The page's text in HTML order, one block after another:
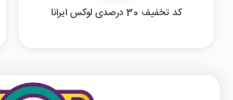
کد تخفیف 30 درصدی لوکس ایرانا